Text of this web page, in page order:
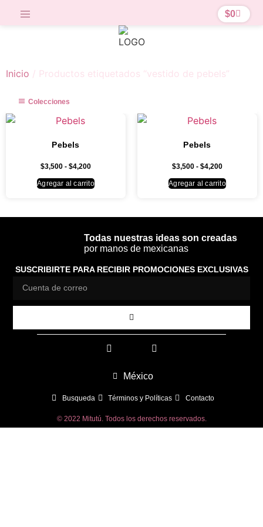
$0
Inicio / Productos etiquetados “vestido de pebels”
Colecciones
Pebels
$3,500 - $4,200
Agregar al carrito
Pebels
$3,500 - $4,200
Agregar al carrito
Todas nuestras ideas son creadas
por manos de mexicanas
SUSCRIBIRTE PARA RECIBIR PROMOCIONES EXCLUSIVAS
México
Busqueda Términos y Políticas Contacto
© 2022 Mitutú. Todos los derechos reservados.